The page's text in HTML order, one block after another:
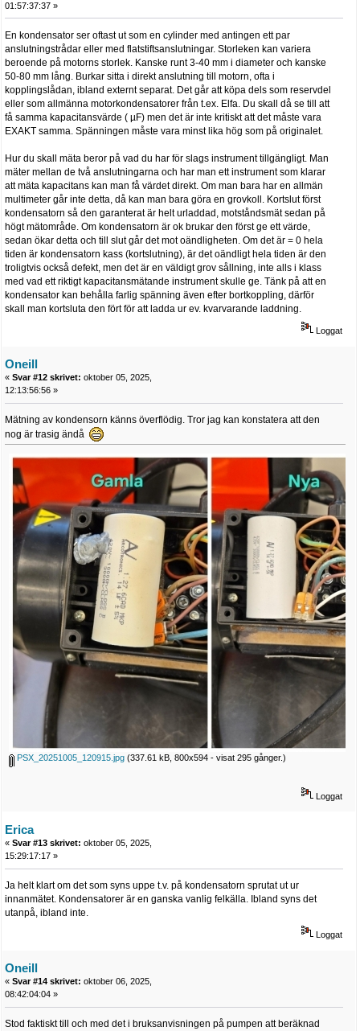
01:57:37:37 »
En kondensator ser oftast ut som en cylinder med antingen ett par
anslutningstrådar eller med flatstiftsanslutningar. Storleken kan variera
beroende på motorns storlek. Kanske runt 3-40 mm i diameter och kanske
50-80 mm lång. Burkar sitta i direkt anslutning till motorn, ofta i
kopplingslådan, ibland externt separat. Det går att köpa dels som reservdel
eller som allmänna motorkondensatorer från t.ex. Elfa. Du skall då se till att
få samma kapacitansvärde ( µF) men det är inte kritiskt att det måste vara
EXAKT samma. Spänningen måste vara minst lika hög som på originalet.
Hur du skall mäta beror på vad du har för slags instrument tillgängligt. Man
mäter mellan de två anslutningarna och har man ett instrument som klarar
att mäta kapacitans kan man få värdet direkt. Om man bara har en allmän
multimeter går inte detta, då kan man bara göra en grovkoll. Kortslut först
kondensatorn så den garanterat är helt urladdad, motståndsmät sedan på
högt mätområde. Om kondensatorn är ok brukar den först ge ett värde,
sedan ökar detta och till slut går det mot oändligheten. Om det är = 0 hela
tiden är kondensatorn kass (kortslutning), är det oändligt hela tiden är den
troligtvis också defekt, men det är en väldigt grov sållning, inte alls i klass
med vad ett riktigt kapacitansmätande instrument skulle ge. Tänk på att en
kondensator kan behålla farlig spänning även efter bortkoppling, därför
skall man kortsluta den fört för att ladda ur ev. kvarvarande laddning.
Loggat
Oneill
« Svar #12 skrivet: oktober 05, 2025,
12:13:56:56 »
Mätning av kondensorn känns överflödig. Tror jag kan konstatera att den
nog är trasig ändå
PSX_20251005_120915.jpg (337.61 kB, 800x594 - visat 295 gånger.)
Loggat
Erica
« Svar #13 skrivet: oktober 05, 2025,
15:29:17:17 »
Ja helt klart om det som syns uppe t.v. på kondensatorn sprutat ut ur
innanmätet. Kondensatorer är en ganska vanlig felkälla. Ibland syns det
utanpå, ibland inte.
Loggat
Oneill
« Svar #14 skrivet: oktober 06, 2025,
08:42:04:04 »
Stod faktiskt till och med det i bruksanvisningen på pumpen att beräknad